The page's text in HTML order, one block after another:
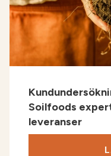
Soilfoods
leveranser